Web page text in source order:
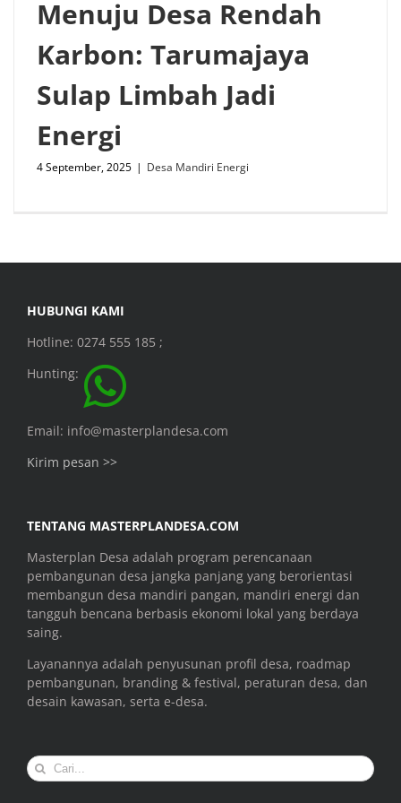
Menuju Desa Rendah
Karbon: Tarumajaya
Sulap Limbah Jadi
Energi
4 September, 2025 | Desa Mandiri Energi
HUBUNGI KAMI
Hotline: 0274 555 185 ;
Hunting:
Email: info@masterplandesa.com
Kirim pesan >>
TENTANG MASTERPLANDESA.COM
Masterplan Desa adalah program perencanaan
pembangunan desa jangka panjang yang berorientasi
membangun desa mandiri pangan, mandiri energi dan
tangguh bencana berbasis ekonomi lokal yang berdaya
saing.
Layanannya adalah penyusunan profil desa, roadmap
pembangunan, branding & festival, peraturan desa, dan
desain kawasan, serta e-desa.
Search
for: